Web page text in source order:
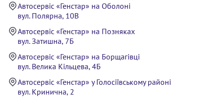
Автосервіс «Генстар» на Оболоні
вул. Полярна, 10В
Автосервіс «Генстар» на Позняках
вул. Затишна, 7Б
Автосервіс «Генстар» на Борщагівці
вул. Велика Кільцева, 4Б
Автосервіс «Генстар» у Голосіївському районі
вул. Кринична, 2